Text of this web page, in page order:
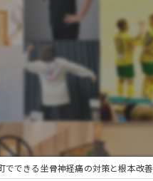
でできる坐骨神経痛の対策と根本改